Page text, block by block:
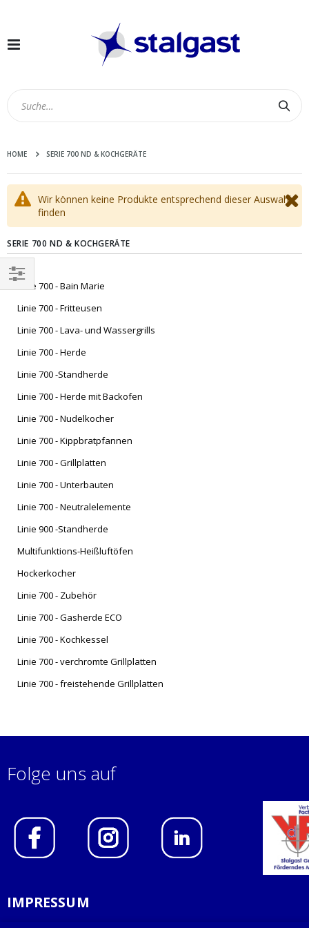
Navigation
HOME SERIE 700 ND & KOCHGERÄTE
Wir können keine Produkte entsprechend dieser Auswahl
finden
SERIE 700 ND & KOCHGERÄTE
Linie 700 - Bain Marie
Linie 700 - Fritteusen
Linie 700 - Lava- und Wassergrills
Linie 700 - Herde
Linie 700 -Standherde
Linie 700 - Herde mit Backofen
Linie 700 - Nudelkocher
Linie 700 - Kippbratpfannen
Linie 700 - Grillplatten
Linie 700 - Unterbauten
Linie 700 - Neutralelemente
Linie 900 -Standherde
Multifunktions-Heißluftöfen
Hockerkocher
Linie 700 - Zubehör
Linie 700 - Gasherde ECO
Linie 700 - Kochkessel
Linie 700 - verchromte Grillplatten
Linie 700 - freistehende Grillplatten
EINKAUFEN
NACH
Folge uns auf
IMPRESSUM